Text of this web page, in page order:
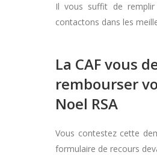
Il vous suffit de
contactons dans les
La CAF vous
rembourser
Noel RSA
Vous contestez cette
formulaire de recours